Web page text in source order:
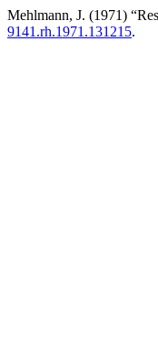
Mehlmann, J. (1971)
9141.rh.1971.131215.